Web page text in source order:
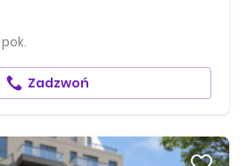
Zadzwoń